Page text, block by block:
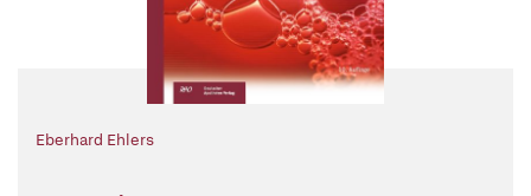
Eberhard Ehlers